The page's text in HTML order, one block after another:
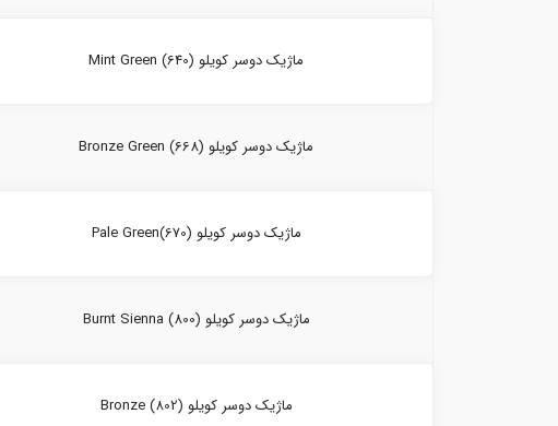
ماژیک دوسر کویلو Mint Green (640)
ماژیک دوسر کویلو Bronze Green (668)
ماژیک دوسر کویلو Pale Green(670)
ماژیک دوسر کویلو Burnt Sienna (800)
ماژیک دوسر کویلو Bronze (802)